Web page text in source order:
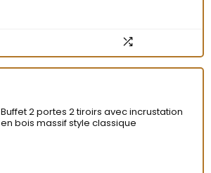
Buffet 2 portes 2 tiroirs avec incrustation
en bois massif style classique